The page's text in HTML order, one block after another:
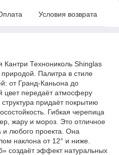
Условия возврата
Кантри Технониколь Shinglas
Палитра в стиле
от Гранд-Каньона до
передаёт атмосферу
придаёт покрытию
Гибкая черепица
жару и мороз. Это отличное
любого проекта. Она
наклона от 12° и ниже.
создаёт эффект натуральных